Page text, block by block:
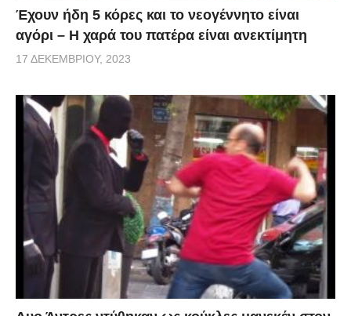
Έχουν ήδη 5 κόρες και το νεογέννητο είναι
αγόρι – Η χαρά του πατέρα είναι ανεκτίμητη
17 ΔΕΚΕΜΒΡΊΟΥ, 2023